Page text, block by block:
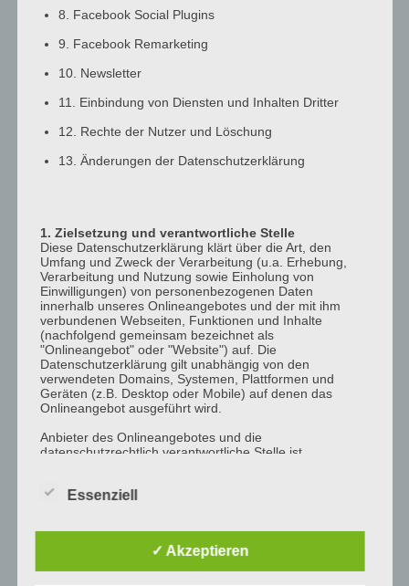
8:00
a.m.
10:00
1:00
p.m.
2:00
p.m.
3:00
p.m.
4:00
p.m.
p.m.
p.m.
p.m.
8. Facebook Social Plugins
9. Facebook Remarketing
10. Newsletter
11. Einbindung von Diensten und Inhalten Dritter
12. Rechte der Nutzer und Löschung
13. Änderungen der Datenschutzerklärung
1. Zielsetzung und verantwortliche Stelle
Diese Datenschutzerklärung klärt über die Art, den
Umfang und Zweck der Verarbeitung (u.a. Erhebung,
Verarbeitung und Nutzung sowie Einholung von
Einwilligungen) von personenbezogenen Daten
innerhalb unseres Onlineangebotes und der mit ihm
verbundenen Webseiten, Funktionen und Inhalte
(nachfolgend gemeinsam bezeichnet als
"Onlineangebot" oder "Website") auf. Die
Datenschutzerklärung gilt unabhängig von den
verwendeten Domains, Systemen, Plattformen und
Geräten (z.B. Desktop oder Mobile) auf denen das
Onlineangebot ausgeführt wird.
Anbieter des Onlineangebotes und die
datenschutzrechtlich verantwortliche Stelle ist
bezeichnet als "AnbieterIn", "wir" oder "uns"). Für die
Der Begriff "Nutzer" umfasst alle Kunden und Besucher
unseres Onlineangebotes. Die verwendeten
Essenziell
✓ Akzeptieren